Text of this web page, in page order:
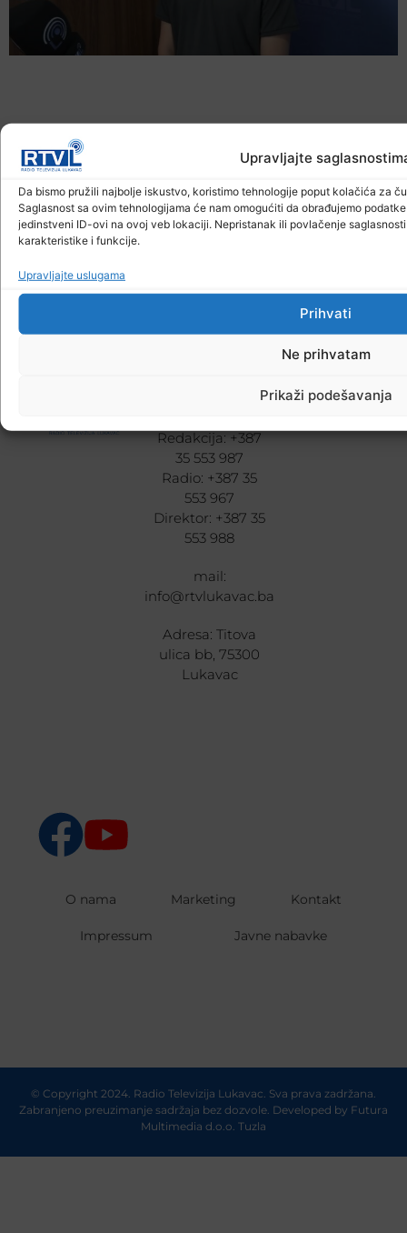
Upravljajte
Da bismo pružili najbolje iskustvo, koristimo tehnologije poput kolačića za
Saglasnost sa ovim tehnologijama će nam omogućiti da obrađujemo
jedinstveni ID-ovi na ovoj veb lokaciji. Nepristanak ili povlačenje
karakteristike i funkcije.
Upravljajte uslugama
Prihvati
Ne prihvatam
Prikaži podešavanja
Mladi Crvenog križa Lukavac o važnosti
volonterizma
Redakcija: +387
35 553 987
Radio: +387 35
553 967
Direktor: +387 35
553 988
mail:
info@rtvlukavac.ba
Adresa: Titova
ulica bb, 75300
Lukavac
O nama Marketing Kontakt
Impressum Javne nabavke
© Copyright 2024. Radio Televizija Lukavac. Sva prava zadržana.
Zabranjeno preuzimanje sadržaja bez dozvole. Developed by Futura
Multimedia d.o.o. Tuzla